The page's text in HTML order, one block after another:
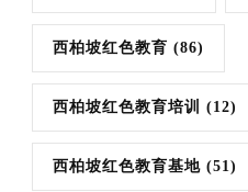
西柏坡红色教育 (86)
西柏坡红色教育培训 (12)
西柏坡红色教育基地 (51)